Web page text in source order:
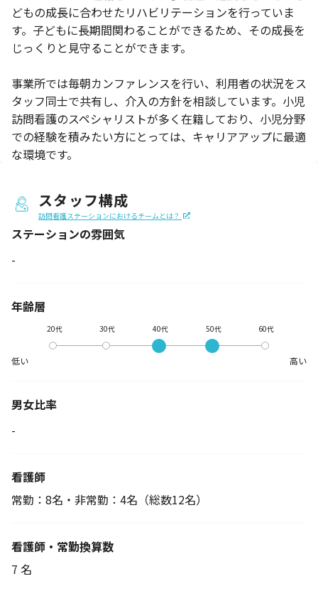
どもの成長に合わせたリハビリテーションを行っていま
す。子どもに長期間関わることができるため、その成長を
じっくりと見守ることができます。
事業所では毎朝カンファレンスを行い、利用者の状況をス
タッフ同士で共有し、介入の方針を相談しています。小児
訪問看護のスペシャリストが多く在籍しており、小児分野
での経験を積みたい方にとっては、キャリアアップに最適
な環境です。
スタッフ構成
訪問看護ステーションにおけるチームとは？
ステーションの雰囲気
-
年齢層
低い
20代 30代 40代 50代 60代
高い
男女比率
-
看護師
常勤：8名・非常勤：4名 （総数12名）
看護師・常勤換算数
7 名